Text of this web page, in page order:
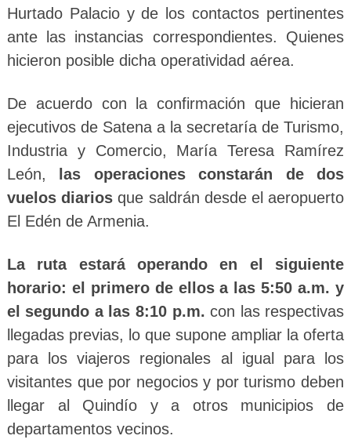
Hurtado Palacio y de los contactos pertinentes
ante las instancias correspondientes. Quienes
hicieron posible dicha operatividad aérea.
De acuerdo con la confirmación que hicieran
ejecutivos de Satena a la secretaría de Turismo,
Industria y Comercio, María Teresa Ramírez
León,
las operaciones constarán de dos
vuelos diarios que saldrán desde el aeropuerto
El Edén de Armenia.
La ruta estará operando en el siguiente
horario: el primero de ellos a las 5:50 a.m. y
el segundo a las 8:10 p.m. con las respectivas
llegadas previas, lo que supone ampliar la oferta
para los viajeros regionales al igual para los
visitantes que por negocios y por turismo deben
llegar al Quindío y a otros municipios de
departamentos vecinos.